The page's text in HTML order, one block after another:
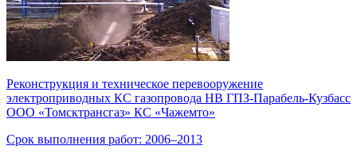
Реконструкция и техническое перевооружение
электроприводных КС газопровода НВ ГПЗ-Парабель-Кузбасс
ООО «Томсктрансгаз» КС «Чажемто»
Срок выполнения работ: 2006–2013